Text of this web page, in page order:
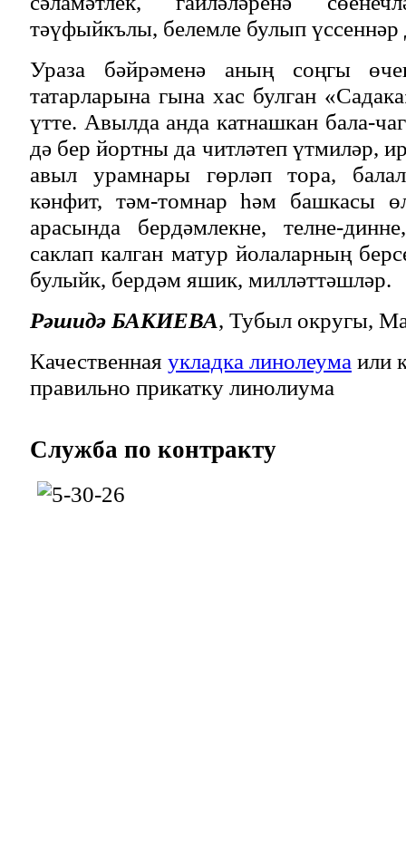
тәүфыйкълы, белемле булып үссеннәр
Ураза бәйрәменә аның соңгы
татарларына гына хас булган
үтте. Авылда анда катнашкан бала-
дә бер йортны да читләтеп үтмиләр,
авыл урамнары гөрләп тора,
кәнфит, тәм-томнар һәм башкасы
арасында бердәмлекне, телне-
саклап калган матур йолаларның
булыйк, бердәм яшик, милләттәшләр.
Рәшидә БАКИЕВА, Тубыл округы,
Качественная укладка линолеума или
правильно прикатку линолиума
Служба по контракту